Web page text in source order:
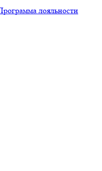
лояльности